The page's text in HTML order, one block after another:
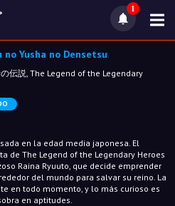
1
no Yusha no Densetsu
伝説, The Legend of the Legendary
en la edad media japonesa. El
de The Legend of the Legendary Heroes
Raina Ryuuto, que decide emprender
del mundo para salvar su reino. La
en todo momento, y lo más curioso es
en aptitudes.